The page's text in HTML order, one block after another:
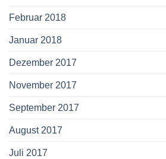
Februar 2018
Januar 2018
Dezember 2017
November 2017
September 2017
August 2017
Juli 2017